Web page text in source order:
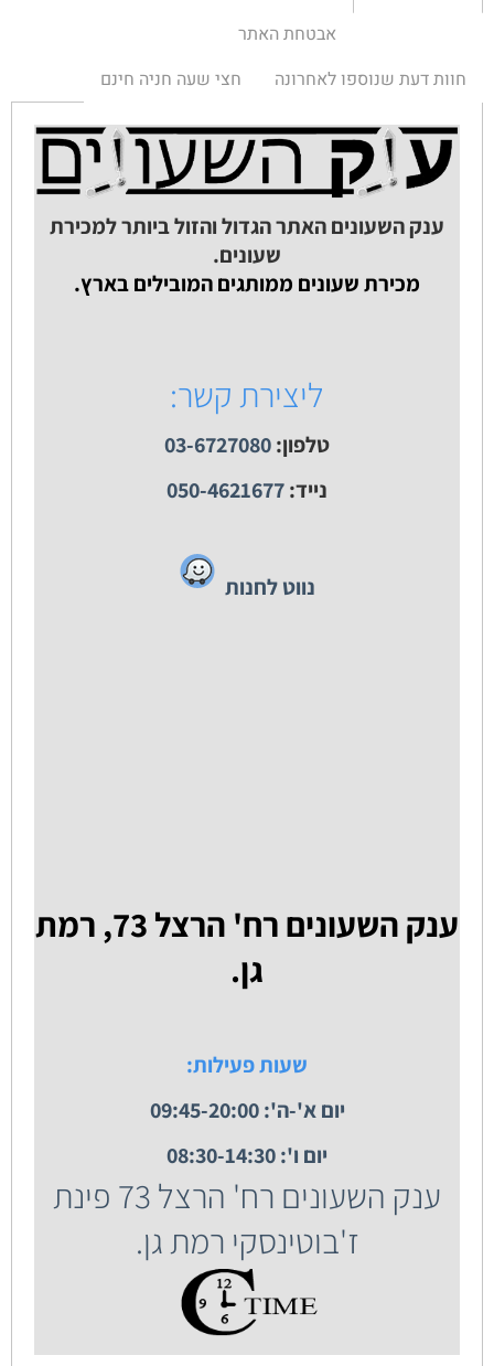
אבטחת האתר
חוות דעת שנוספו לאחרונה
חצי שעה חניה חינם
ענק השעונים האתר הגדול והזול ביותר למכירת
שעונים.
מכירת שעונים ממותגים המובילים בארץ.
ליצירת קשר:
טלפון:03-6727080
נייד:050-4621677
נווט לחנות
ענק השעונים רח' הרצל 73, רמת
גן.
שעות פעילות:
יום א'-ה': 09:45-20:00
יום ו': 08:30-14:30
ענק השעונים רח' הרצל 73 פינת
ז'בוטינסקי רמת גן.